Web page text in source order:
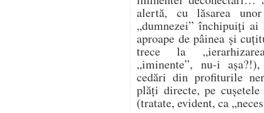
alertă, cu lăsarea
„dumnezei” închipuiți
aproape de pâinea și
trece la
„iminente”, nu-i
cedări din profiturile
plăți directe, pe
(tratate, evident, ca